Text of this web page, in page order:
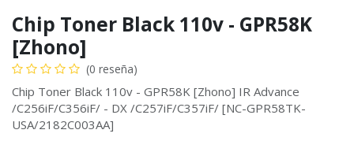
Chip Toner Black 110v - GPR58K
[Zhono]
(0 reseña)
Chip Toner Black 110v - GPR58K [Zhono] IR Advance
/C256iF/C356iF/ - DX /C257iF/C357iF/ [NC-GPR58TK-
USA/2182C003AA]